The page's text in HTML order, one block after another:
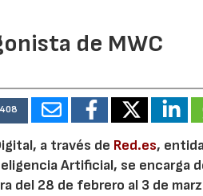
de MWC
408
a través de Red.es,
Artificial, se encarga
del 28 de febrero al 3 de